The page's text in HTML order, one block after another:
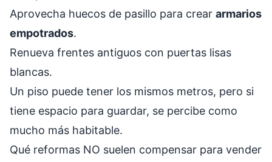
Aprovecha huecos de pasillo para crear armarios
empotrados.
Renueva frentes antiguos con puertas lisas
blancas.
Un piso puede tener los mismos metros, pero si
tiene espacio para guardar, se percibe como
mucho más habitable.
Qué reformas NO suelen compensar para vender